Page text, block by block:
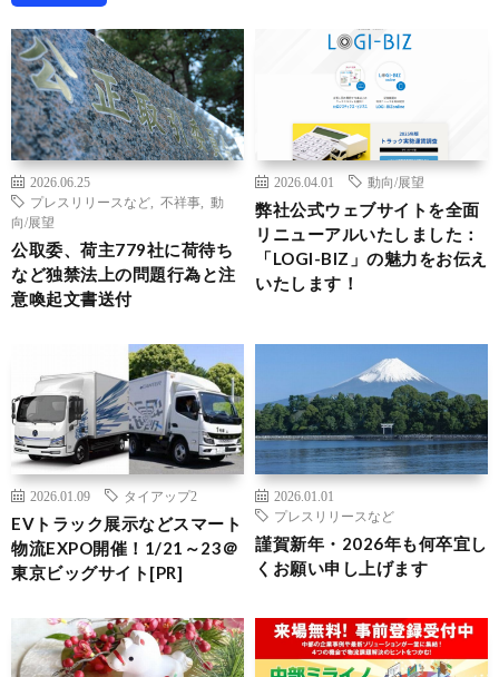
2026.06.25
プレスリリースなど
不祥事
動
向/展望
公取委、荷主779社に荷待ち
など独禁法上の問題行為と注
意喚起文書送付
2026.04.01 動向/展望
弊社公式ウェブサイトを全面
リニューアルいたしました：
「LOGI-BIZ」の魅力をお伝え
いたします！
2026.01.09 タイアップ2
EVトラック展示などスマート
物流EXPO開催！1/21～23＠
東京ビッグサイト[PR]
2026.01.01
プレスリリースなど
謹賀新年・2026年も何卒宜し
くお願い申し上げます